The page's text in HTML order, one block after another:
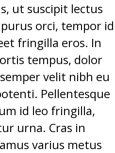
ut suscipit lectus
orci, tempor id
fringilla eros. In
tempus, dolor
velit nibh eu
Pellentesque
id leo fringilla,
urna. Cras in
varius metus